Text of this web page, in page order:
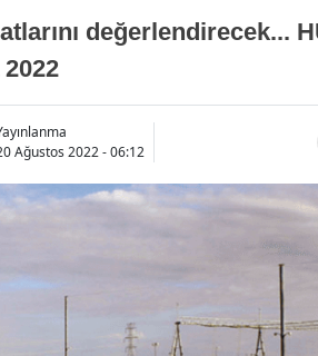
değerlendirecek...
Ağustos 2022 - 06:12